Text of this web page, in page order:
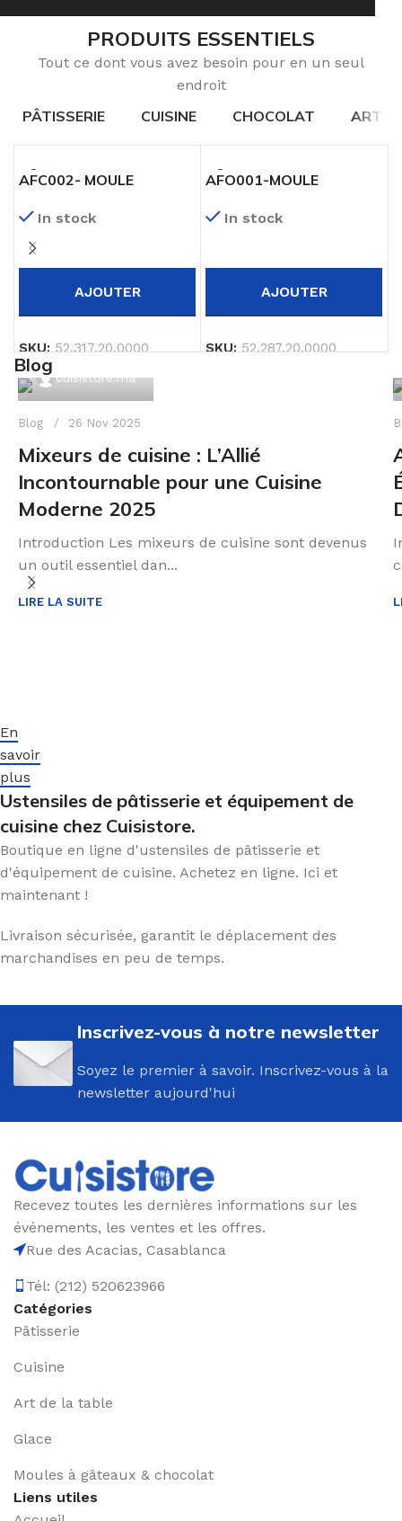
PRODUITS ESSENTIELS
Tout ce dont vous avez besoin pour en un seul
endroit
PÂTISSERIE CUISINE CHOCOLAT ART
AFC002- MOULE
In stock
AJOUTER
SKU:52.317.20.0000
AFO001-MOULE
146X35
In stock
AJOUTER
SKU:52.287.20.0000
Blog
cuisistore.ma
Blog 26 Nov 2025
Mixeurs de cuisine : L’Allié
Incontournable pour une Cuisine
Moderne 2025
Introduction Les mixeurs de cuisine sont devenus
un outil essentiel dan...
LIRE LA SUITE
Ustensiles de pâtisserie et équipement de
cuisine chez Cuisistore.
Boutique en ligne d'ustensiles de pâtisserie et
d'équipement de cuisine. Achetez en ligne. Ici et
maintenant !
Livraison sécurisée, garantit le déplacement des
marchandises en peu de temps.
En
savoir
plus
Inscrivez-vous à notre newsletter
Soyez le premier à savoir. Inscrivez-vous à la
newsletter aujourd'hui
Recevez toutes les dernières informations sur les
événements, les ventes et les offres.
Rue des Acacias, Casablanca
Tél: (212) 520623966
Catégories
Pâtisserie
Cuisine
Art de la table
Glace
Moules à gâteaux & chocolat
Liens utiles